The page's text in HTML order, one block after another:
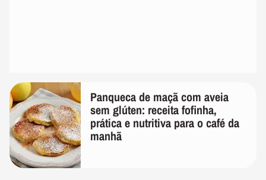
Panqueca de maçã com aveia
sem glúten: receita fofinha,
prática e nutritiva para o café da
manhã